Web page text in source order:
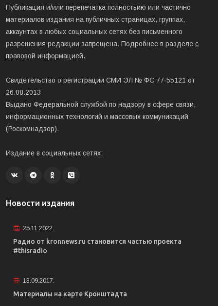
Публикация и/или перепечатка полностьию или частично
материалов издания на публичных страницах, группах,
аккаунтах в любых социальных сетях без письменного
разрешения редакции запрещена. Подробнее в разделе с
правовой информацией.
Свидетельство о регистрации СМИ ЭЛ № ФС 77-55121 от
26.08.2013
Выдано Федеральной службой по надзору в сфере связи,
информационных технологий и массовых коммуникаций
(Роскомнадзор).
Издание в социальных сетях:
Новости издания
25.11.2022.
Радио от kronnews.ru становится частью проекта
#thisradio
13.09.2017.
Материалы на карте Кронштадта